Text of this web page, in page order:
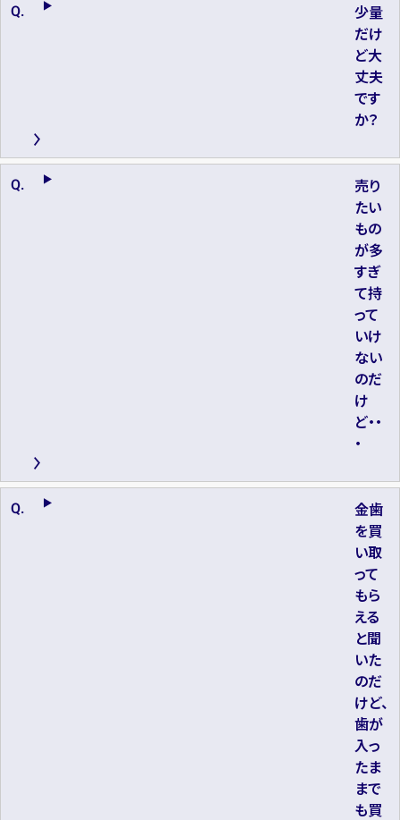
少量
だけ
ど大
丈夫
です
か？
売り
たい
もの
が多
すぎ
て持
って
いけ
ない
のだ
け
ど・・
・
金歯
を買
い取
って
もら
える
と聞
いた
のだ
けど、
歯が
入っ
たま
まで
も買